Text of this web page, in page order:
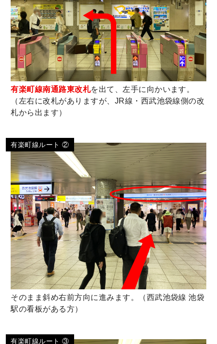
有楽町線南通路東改札を出て、左手に向かいます。
（左右に改札がありますが、JR線・西武池袋線側の改
札から出ます）
有楽町線ルート ②
そのまま斜め右前方向に進みます。（西武池袋線 池袋
駅の看板がある方）
有楽町線ルート ③